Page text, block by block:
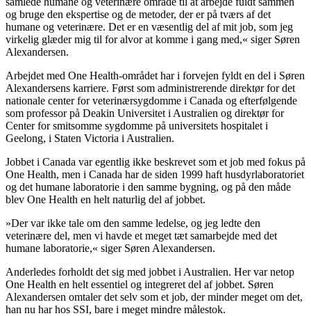
og bruge den ekspertise og de metoder, der er på tværs af det
humane og veterinære. Det er en væsentlig del af mit job, som jeg
virkelig glæder mig til for alvor at komme i gang med,« siger Søren
Alexandersen.
Arbejdet med One Health-området har i forvejen fyldt en del i Søren
Alexandersens karriere. Først som administrerende direktør for det
nationale center for veterinærsygdomme i Canada og efterfølgende
som professor på Deakin Universitet i Australien og direktør for
Center for smitsomme sygdomme på universitets hospitalet i
Geelong, i Staten Victoria i Australien.
Jobbet i Canada var egentlig ikke beskrevet som et job med fokus på
One Health, men i Canada har de siden 1999 haft husdyrlaboratoriet
og det humane laboratorie i den samme bygning, og på den måde
blev One Health en helt naturlig del af jobbet.
»Der var ikke tale om den samme ledelse, og jeg ledte den
veterinære del, men vi havde et meget tæt samarbejde med det
humane laboratorie,« siger Søren Alexandersen.
Anderledes forholdt det sig med jobbet i Australien. Her var netop
One Health en helt essentiel og integreret del af jobbet. Søren
Alexandersen omtaler det selv som et job, der minder meget om det,
han nu har hos SSI, bare i meget mindre målestok.